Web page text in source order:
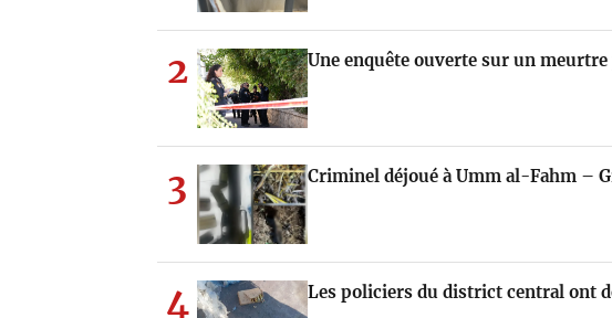
2 Une enquête ouverte sur un
3 Criminel déjoué à Umm al-Fahm –
4 Les policiers du district central ont